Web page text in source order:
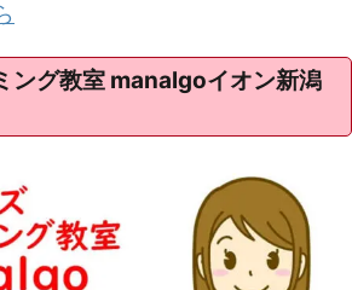
ング教室 manalgoイオン新潟